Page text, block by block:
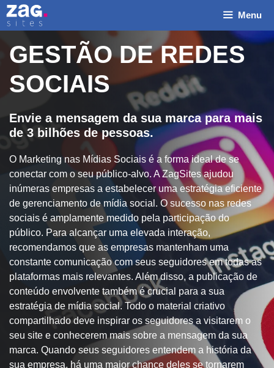
Pular
para
conteúdo
Menu
GESTÃO DE REDES
SOCIAIS
Envie a mensagem da sua marca para mais
de 3 bilhões de pessoas.
O Marketing nas Mídias Sociais é a forma ideal de se
conectar com o seu público-alvo. A ZagSites ajudou
inúmeras empresas a estabelecer uma estratégia eficiente
de gerenciamento de mídia social. O sucesso nas redes
sociais é amplamente medido pela participação do
público. Para alcançar uma elevada interação,
recomendamos que as empresas mantenham uma
constante comunicação com seus seguidores em todas as
plataformas mais relevantes. Além disso, a publicação de
conteúdo envolvente também é crucial para a sua
estratégia de mídia social. Todo o material criativo
compartilhado deve inspirar os seguidores a visitarem o
seu site e conhecerem mais sobre a mensagem da sua
marca. Quando seus seguidores entendem a história da
sua empresa, há uma maior chance deles se tornarem
Como da Email